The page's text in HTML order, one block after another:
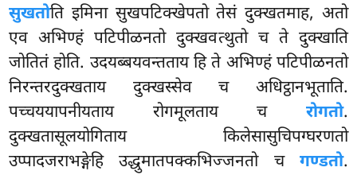
सुखतोति इमिना सुखपटिक्खेपतो तेसं दुक्खतमाह, अतो
एव अभिण्हं पटिपीळनतो दुक्खवत्थुतो च ते दुक्खाति
जोतितं होति. उदयब्बयवन्तताय हि ते अभिण्हं पटिपीळनतो
निरन्तरदुक्खताय दुक्खस्सेव च अधिट्ठानभूताति.
पच्चययापनीयताय रोगमूलताय च रोगतो.
दुक्खतासूलयोगिताय किलेसासुचिपग्घरणतो
उप्पादजराभङ्गेहि उद्धुमातपक्कभिज्जनतो च गण्डतो.